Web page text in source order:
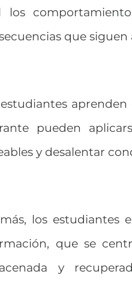
los
que
estudiantes
pueden
y desalentar
los estudiantes
que se
y